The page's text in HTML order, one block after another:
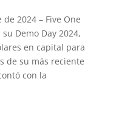
2024 – Five One
Demo Day 2024,
en capital para
de su más reciente
con la